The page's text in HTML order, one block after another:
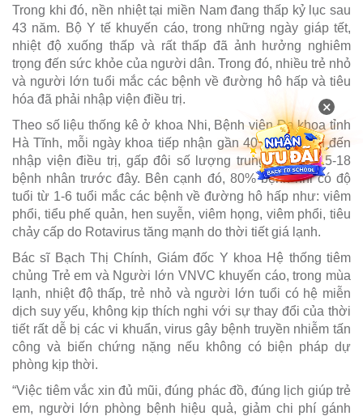
Trong khi đó, nền nhiệt tại miền Nam đang thấp kỷ lục sau
43 năm. Bộ Y tế khuyến cáo, trong những ngày giáp tết,
nhiệt độ xuống thấp và rất thấp đã ảnh hưởng nghiêm
trọng đến sức khỏe của người dân. Trong đó, nhiều trẻ nhỏ
và người lớn tuổi mắc các bệnh về đường hô hấp và tiêu
hóa đã phải nhập viện điều trị.
Theo số liệu thống kê ở khoa Nhi, Bệnh viện Đa khoa tỉnh
Hà Tĩnh, mỗi ngày khoa tiếp nhận gần 40 bệnh nhân đến
nhập viện điều trị, gấp đôi số lượng trung bình là 15-18
bệnh nhân trước đây. Bên cạnh đó, 80% bệnh nhi có độ
tuổi từ 1-6 tuổi mắc các bệnh về đường hô hấp như: viêm
phổi, tiểu phế quản, hen suyễn, viêm họng, viêm phổi, tiêu
chảy cấp do Rotavirus tăng mạnh do thời tiết giá lạnh.
Bác sĩ Bạch Thị Chính, Giám đốc Y khoa Hệ thống tiêm
chủng Trẻ em và Người lớn VNVC khuyến cáo, trong mùa
lạnh, nhiệt độ thấp, trẻ nhỏ và người lớn tuổi có hệ miễn
dịch suy yếu, không kịp thích nghi với sự thay đổi của thời
tiết rất dễ bị các vi khuẩn, virus gây bệnh truyền nhiễm tấn
công và biến chứng nặng nếu không có biện pháp dự
phòng kịp thời.
“Việc tiêm vắc xin đủ mũi, đúng phác đồ, đúng lịch giúp trẻ
em, người lớn phòng bệnh hiệu quả, giảm chi phí gánh
×